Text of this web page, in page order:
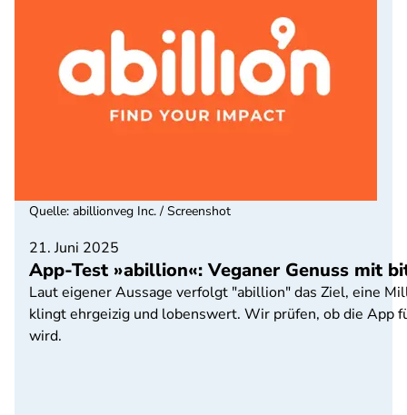
21. Juni 2025
App-Test »abillion«: Veganer Genuss mit
Laut eigener Aussage verfolgt "abillion" das Ziel, eine
klingt ehrgeizig und lobenswert. Wir prüfen, ob die App
wird.
Quelle: abillionveg Inc. / Screenshot